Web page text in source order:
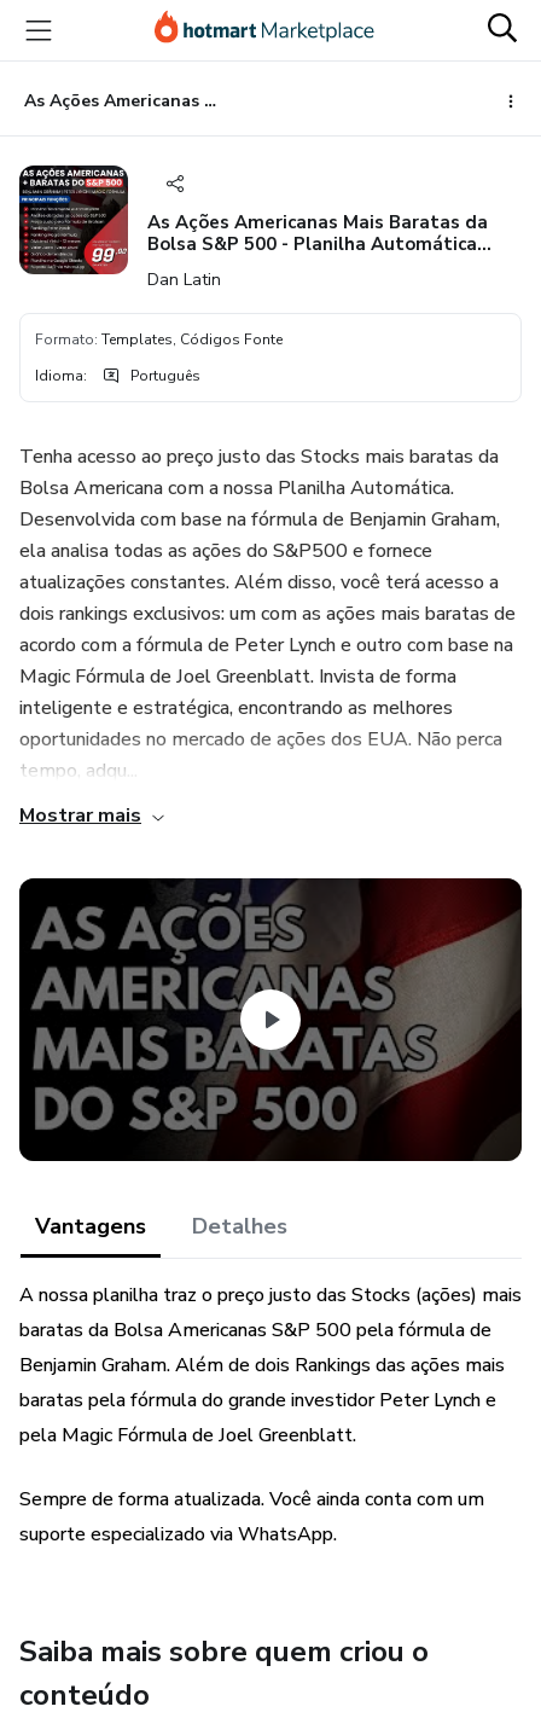
para
conteúdo
principal
para
pagamento
para
rodapé
As Ações Americanas Mais Baratas da Bolsa S&P 500 - Planilha Automática (Graham, Peter Lynch e Magic Fórmula)
As Ações Americanas Mais Baratas da
Bolsa S&P 500 - Planilha Automática
Dan Latin
Formato: Templates, Códigos Fonte
Idioma: Português
Tenha acesso ao preço justo das Stocks mais baratas da
Bolsa Americana com a nossa Planilha Automática.
Desenvolvida com base na fórmula de Benjamin Graham,
ela analisa todas as ações do S&P500 e fornece
atualizações constantes. Além disso, você terá acesso a
dois rankings exclusivos: um com as ações mais baratas de
acordo com a fórmula de Peter Lynch e outro com base na
Magic Fórmula de Joel Greenblatt. Invista de forma
inteligente e estratégica, encontrando as melhores
oportunidades no mercado de ações dos EUA. Não perca
tempo, adqu...
Mostrar mais
Vantagens Detalhes
A nossa planilha traz o preço justo das Stocks (ações) mais
baratas da Bolsa Americanas S&P 500 pela fórmula de
Benjamin Graham. Além de dois Rankings das ações mais
baratas pela fórmula do grande investidor Peter Lynch e
pela Magic Fórmula de Joel Greenblatt.
Sempre de forma atualizada. Você ainda conta com um
suporte especializado via WhatsApp.
Saiba mais sobre quem criou o
conteúdo